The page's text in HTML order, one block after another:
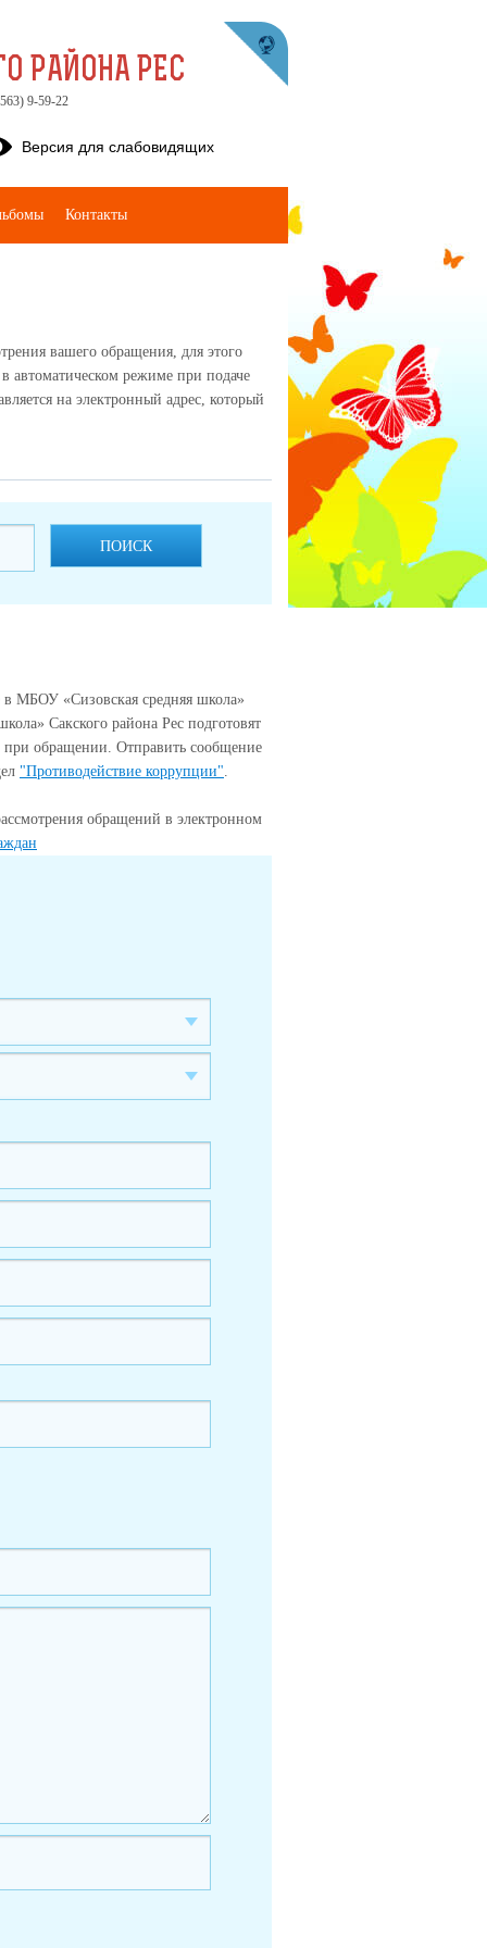
вашего обращения, для этого
автоматическом режиме при подаче
на электронный адрес, который
ПОИСК
МБОУ «Сизовская средняя школа»
Сакского района Рес подготовят
при обращении. Отправить сообщение
"Противодействие коррупции".
обращений в электронном
РАЙОНА РЕС
9-59-22
Версия для слабовидящих
Контакты